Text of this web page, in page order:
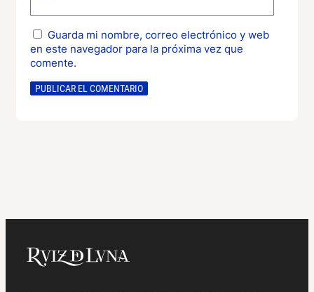
Guarda mi nombre, correo electrónico y web
en este navegador para la próxima vez que
comente.